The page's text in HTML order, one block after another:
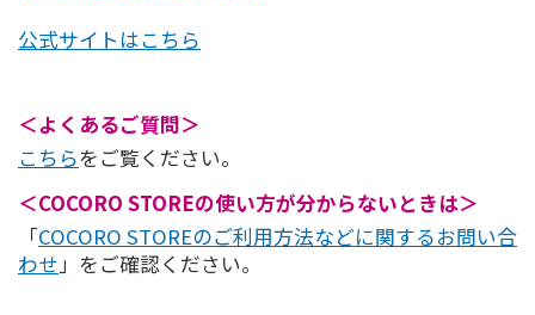
公式サイトはこちら
＜よくあるご質問＞
こちらをご覧ください。
＜COCORO STOREの使い方が分からないときは＞
「COCORO STOREのご利用方法などに関するお問い合
わせ」をご確認ください。